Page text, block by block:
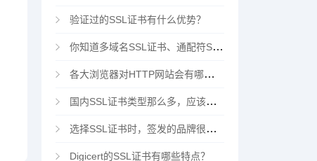
验证过的SSL证书有什么优势？
你知道多域名SSL证书、通配符SSL证书、多域名通配符SSL证书吗？
各大浏览器对HTTP网站会有哪些“不安全”警告
国内SSL证书类型那么多，应该选择哪家CA机构？
选择SSL证书时，签发的品牌很重要吗？
Digicert的SSL证书有哪些特点？